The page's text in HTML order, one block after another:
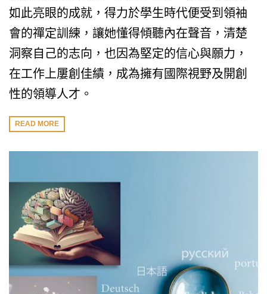
如此亮眼的成就，得力於學生時代便受到領袖
會的禪定訓練，讓她懂得傾聽內在聲音，清楚
洞察自己的志向，也因為堅定的信心與願力，
在工作上屢創佳績，成為擁有國際視野及開創
性的領導人才。
READ MORE